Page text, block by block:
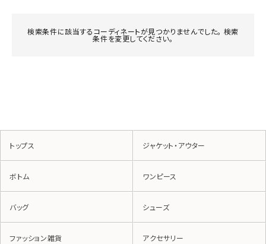
検索条件に該当するコーディネートが見つかりませんでした。 検索
条件を変更してください。
トップス ジャケット・アウター
ボトム ワンピース
バッグ シューズ
ファッション雑貨 アクセサリー